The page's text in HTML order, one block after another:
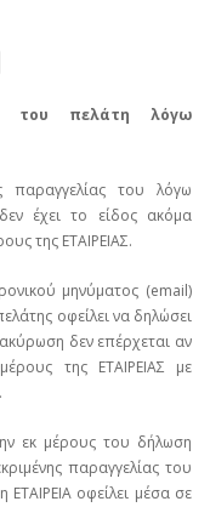
του πελάτη λόγω
του λόγω
έχει το είδος ακόμα
της ΕΤΑΙΡΕΙΑΣ.
μηνύματος (email)
οφείλει να δηλώσει
δεν επέρχεται αν
της ΕΤΑΙΡΕΙΑΣ με
εκ μέρους του δήλωση
παραγγελίας του
ΕΤΑΙΡΕΙΑ οφείλει μέσα σε